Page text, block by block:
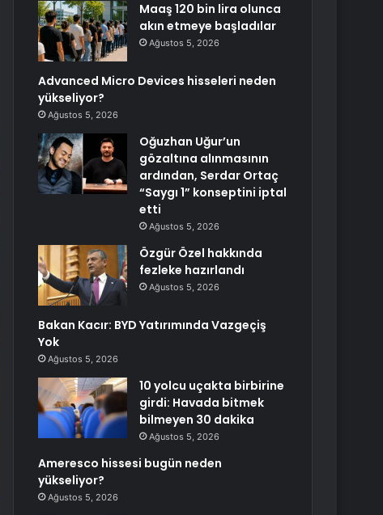
Maaş 120 bin lira olunca
akın etmeye başladılar
Ağustos 5, 2026
Advanced Micro Devices hisseleri neden
yükseliyor?
Ağustos 5, 2026
Oğuzhan Uğur’un
gözaltına alınmasının
ardından, Serdar Ortaç
“Saygı 1” konseptini iptal
etti
Ağustos 5, 2026
Özgür Özel hakkında
fezleke hazırlandı
Ağustos 5, 2026
Bakan Kacır: BYD Yatırımında Vazgeçiş
Yok
Ağustos 5, 2026
10 yolcu uçakta birbirine
girdi: Havada bitmek
bilmeyen 30 dakika
Ağustos 5, 2026
Ameresco hissesi bugün neden
yükseliyor?
Ağustos 5, 2026